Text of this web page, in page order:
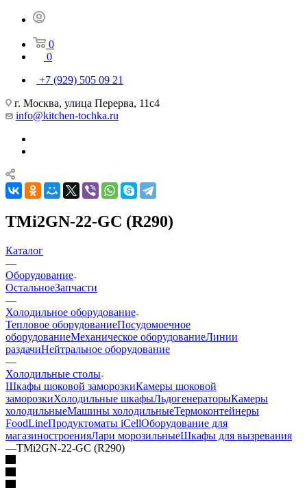
0
0
+7 (929) 505 09 21
г. Москва, улица Перерва, 11с4
info@kitchen-tochka.ru
TMi2GN-22-GC (R290)
Каталог
—
Оборудование
ОстальноеЗапчасти
—
Холодильное оборудование
Тепловое оборудованиеПосудомоечное
оборудованиеМеханическое оборудованиеЛинии
раздачиНейтральное оборудование
—
Холодильные столы
Шкафы шоковой заморозкиКамеры шоковой
заморозкиХолодильные шкафыЛьдогенераторыКамеры
холодильныеМашины холодильныеТермоконтейнеры
FoodLineПродуктоматы iCellОборудование для
магазиностроенияЛари морозильныеШкафы для вызревания
—TMi2GN-22-GC (R290)